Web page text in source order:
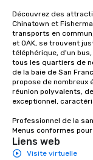
Découvrez des
Chinatown et
transports en
et OAK, se trouvent
téléphérique, d'un
tous les quartiers de
de la baie de San
propose de nombreux
réunion polyvalents,
exceptionnel,
Professionnel de la
Menus conformes
Liens web
Visite virtuelle